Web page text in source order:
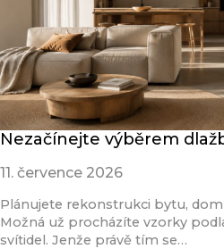
Nezačínejte výběrem
11. července 2026
Plánujete rekonstrukci bytu,
Možná už procházíte vzorky
svítidel. Jenže právě tím se…